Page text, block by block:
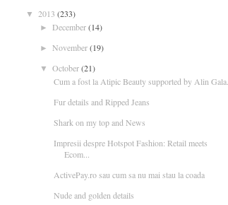
▼ 2013 (233)
► December(14)
► November(19)
▼ October(21)
Cum a fost la Atipic Beauty supported by Alin Gala...
Fur details and Ripped Jeans
Shark on my top and News
Impresii despre Hotspot Fashion: Retail meets
Ecom...
ActivePay.ro sau cum sa nu mai stau la coada
Nude and golden details